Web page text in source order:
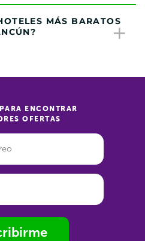
MÁS BARATOS
ENCONTRAR
OFERTAS